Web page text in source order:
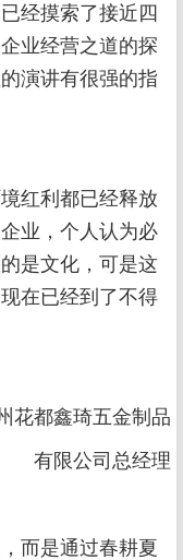
经摸索了接近四
业经营之道的探
演讲有很强的指
红利都已经释放
业，个人认为必
是文化，可是这
在已经到了不得
都鑫琦五金制品
有限公司总经理
而是通过春耕夏